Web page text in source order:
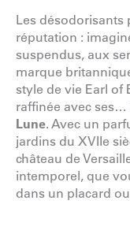
Les
réputation :
suspendus, aux
marque
style de vie Earl of
raffinée avec ses…
Lune. Avec un
jardins du XVIIe
château de
intemporel, que
dans un placard